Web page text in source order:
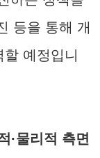
등을 통해 개
예정입니
·물리적 측면